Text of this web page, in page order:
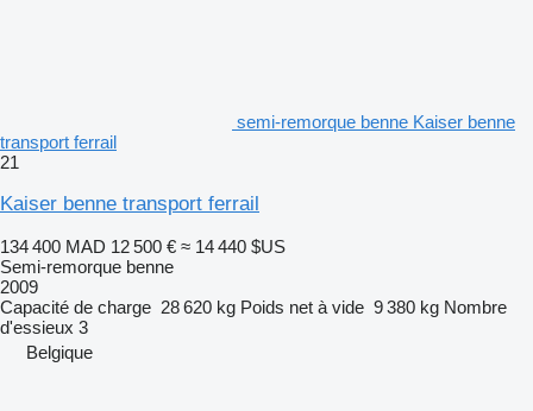
semi-remorque benne Kaiser benne
transport ferrail
21
Kaiser benne transport ferrail
134 400 MAD 12 500 € ≈ 14 440 $US
Semi-remorque benne
2009
Capacité de charge 28 620 kg Poids net à vide 9 380 kg Nombre
d'essieux 3
Belgique